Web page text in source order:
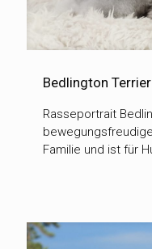
Bedlington Terrier
Rasseportrait
Familie und ist für